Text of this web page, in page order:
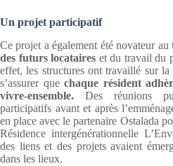
Un projet participatif
Ce projet a également été novateur
des futurs locataires et du travail du
effet, les structures ont travaillé sur
s’assurer quechaque résident
vivre-ensemble.Des réunions
participatifs avant et après
en place avec le partenaire Ostalada
Résidence intergénérationnelle
des liens et des projets avaient
dans les lieux.